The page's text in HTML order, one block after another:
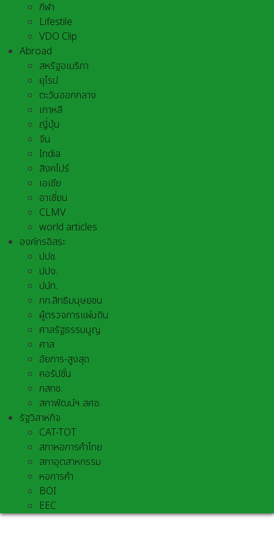
กีฬา
Lifestile
VDO Clip
Abroad
สหรัฐอเมริกา
ยุโรป
ตะวันออกกลาง
เกาหลี
ญี่ปุ่น
จีน
India
สิงคโปร์
เอเชีย
อาเชี่ยน
CLMV
world articles
องค์กรอิสระ
ปปช.
ปปง.
ปปท.
กก.สิทธิมนุษยชน
ผู้ตรวจการแผ่นดิน
ศาลรัฐธรรมนูญ
ศาล
อัยการ-สูงสุด
คอรัปชั่น
กสทช.
สภาพัฒน์ฯ สศช.
รัฐวิสาหกิจ
CAT-TOT
สภาหอการค้าไทย
สภาอุตสาหกรรม
หอการค้า
BOI
EEC